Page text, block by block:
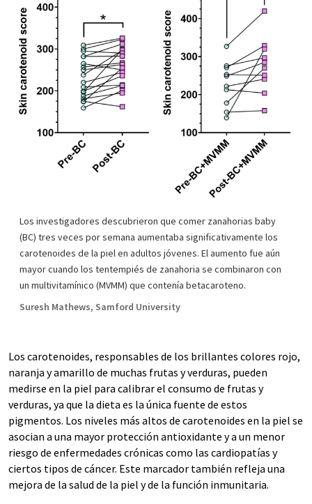
Los investigadores descubrieron que comer zanahorias baby
(BC) tres veces por semana aumentaba significativamente los
carotenoides de la piel en adultos jóvenes. El aumento fue aún
mayor cuando los tentempiés de zanahoria se combinaron con
un multivitamínico (MVMM) que contenía betacaroteno.
Suresh Mathews, Samford University
Los carotenoides, responsables de los brillantes colores rojo,
naranja y amarillo de muchas frutas y verduras, pueden
medirse en la piel para calibrar el consumo de frutas y
verduras, ya que la dieta es la única fuente de estos
pigmentos. Los niveles más altos de carotenoides en la piel se
asocian a una mayor protección antioxidante y a un menor
riesgo de enfermedades crónicas como las cardiopatías y
ciertos tipos de cáncer. Este marcador también refleja una
mejora de la salud de la piel y de la función inmunitaria.